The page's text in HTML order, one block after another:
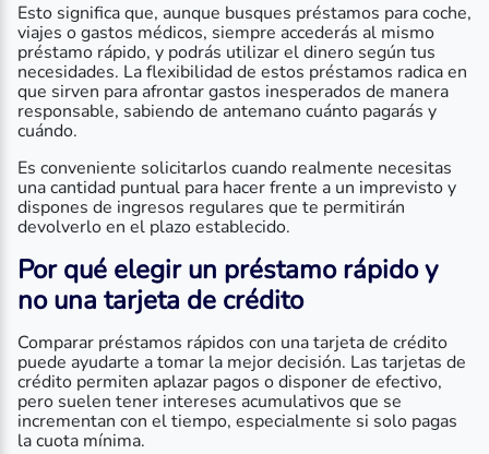
Esto significa que, aunque busques préstamos para coche,
viajes o gastos médicos, siempre accederás al mismo
préstamo rápido, y podrás utilizar el dinero según tus
necesidades. La flexibilidad de estos préstamos radica en
que sirven para afrontar gastos inesperados de manera
responsable, sabiendo de antemano cuánto pagarás y
cuándo.
Es conveniente solicitarlos cuando realmente necesitas
una cantidad puntual para hacer frente a un imprevisto y
dispones de ingresos regulares que te permitirán
devolverlo en el plazo establecido.
Por qué elegir un préstamo rápido y
no una tarjeta de crédito
Comparar préstamos rápidos con una tarjeta de crédito
puede ayudarte a tomar la mejor decisión. Las tarjetas de
crédito permiten aplazar pagos o disponer de efectivo,
pero suelen tener intereses acumulativos que se
incrementan con el tiempo, especialmente si solo pagas
la cuota mínima.